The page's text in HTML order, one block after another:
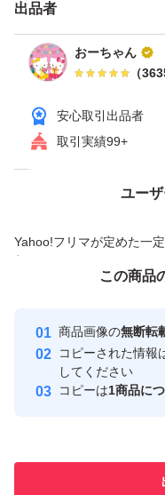
出品者
おーちゃん
（
安心取引出品者
取引実績99+
ユー
Yahoo!フリマが定めた一
付与しています
安心取引出品者
取引実績
価格の相談
この商品
商品画像の無断転
コピーされた情報
してください
コピーは1商品に
この商品をみている人